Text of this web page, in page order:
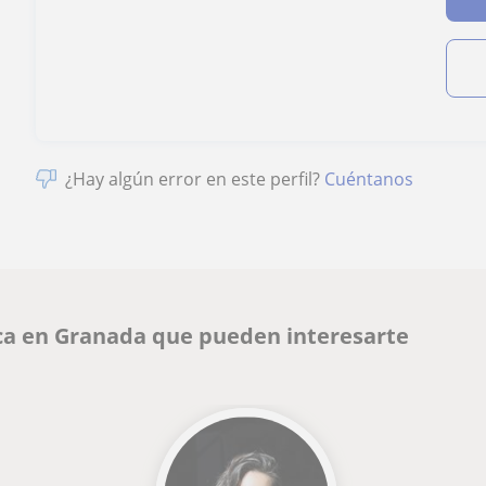
¿Hay algún error en este perfil? Cuéntanos
en Granada que pueden interesarte